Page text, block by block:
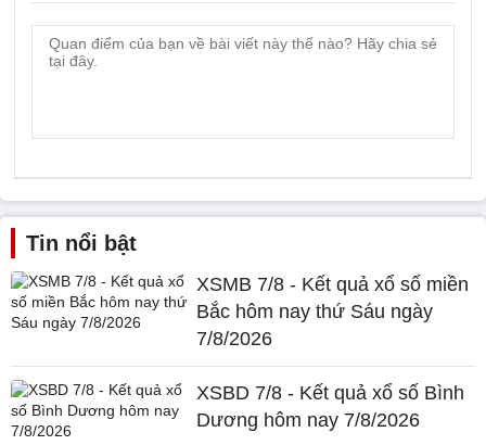
Tin nổi bật
XSMB 7/8 - Kết quả xổ số miền
Bắc hôm nay thứ Sáu ngày
7/8/2026
XSBD 7/8 - Kết quả xổ số Bình
Dương hôm nay 7/8/2026